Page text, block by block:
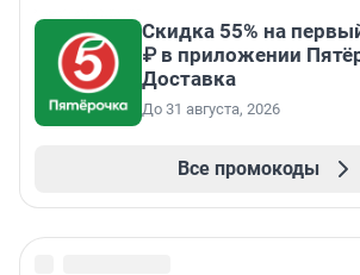
Скидка 55% на
₽ в приложении
Доставка
До 31 августа, 2026
Все промокоды